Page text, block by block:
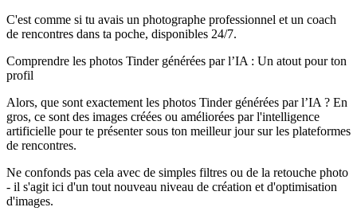
C'est comme si tu avais un photographe professionnel et un coach
de rencontres dans ta poche, disponibles 24/7.
Comprendre les photos Tinder générées par l’IA : Un atout pour ton
profil
Alors, que sont exactement les photos Tinder générées par l’IA ? En
gros, ce sont des images créées ou améliorées par l'intelligence
artificielle pour te présenter sous ton meilleur jour sur les plateformes
de rencontres.
Ne confonds pas cela avec de simples filtres ou de la retouche photo
- il s'agit ici d'un tout nouveau niveau de création et d'optimisation
d'images.